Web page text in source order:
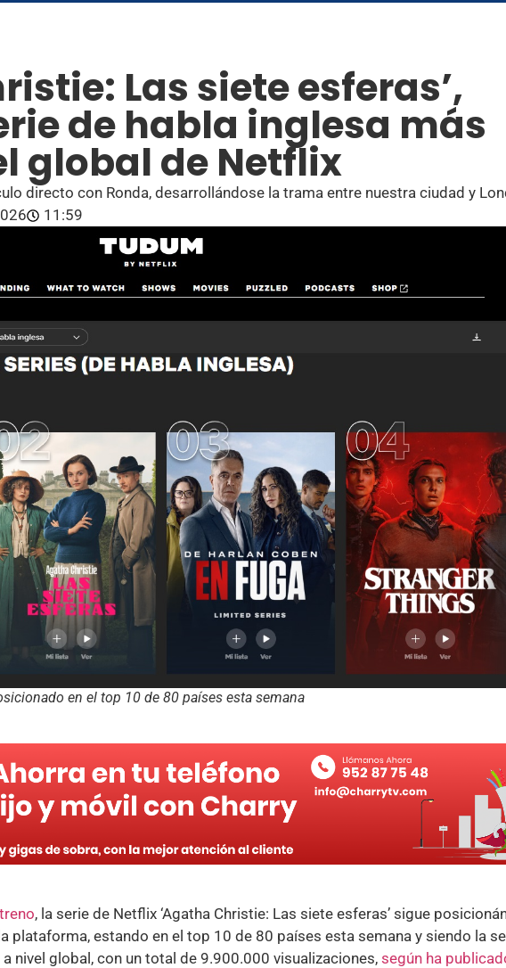
Las siete esferas’,
de habla inglesa más
global de Netflix
directo con Ronda, desarrollándose la trama entre nuestra ciudad y
11:59
en el top 10 de 80 países esta semana
, la serie de Netflix ‘Agatha Christie: Las siete esferas’ sigue
plataforma, estando en el top 10 de 80 países esta semana y siendo la
nivel global, con un total de 9.900.000 visualizaciones, según ha